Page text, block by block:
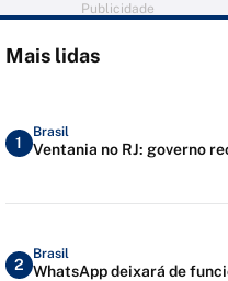
Publicidade
Mais lidas
1
Brasil
Ventania no RJ: governo
2
Brasil
WhatsApp deixará de